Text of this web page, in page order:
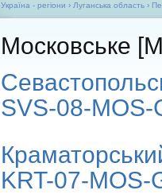
Україна - регіони › Луганська область ›
Московське
SVS-08-
KRT-07-MOS-